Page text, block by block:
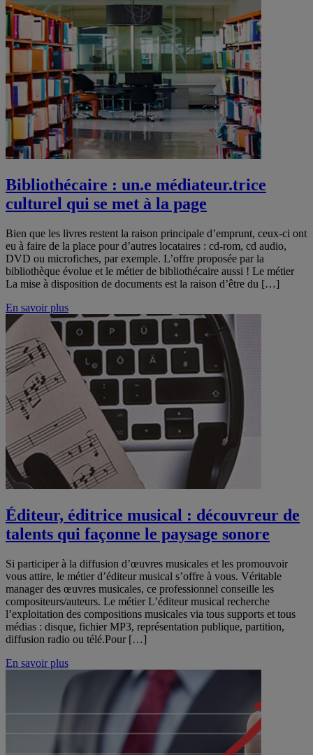
Bibliothécaire : un.e médiateur.trice
culturel qui se met à la page
Bien que les livres restent la raison principale d’emprunt, ceux-ci ont
eu à faire de la place pour d’autres locataires : cd-rom, cd audio,
DVD ou microfiches, par exemple. L’offre proposée par la
bibliothèque évolue et le métier de bibliothécaire aussi ! Le métier
La mise à disposition de documents est la raison d’être du […]
En savoir plus
Éditeur, éditrice musical : découvreur de
talents qui façonne le paysage sonore
Si participer à la diffusion d’œuvres musicales et les promouvoir
vous attire, le métier d’éditeur musical s’offre à vous. Véritable
manager des œuvres musicales, ce professionnel conseille les
compositeurs/auteurs. Le métier L’éditeur musical recherche
l’exploitation des compositions musicales via tous supports et tous
médias : disque, fichier MP3, représentation publique, partition,
diffusion radio ou télé.Pour […]
En savoir plus